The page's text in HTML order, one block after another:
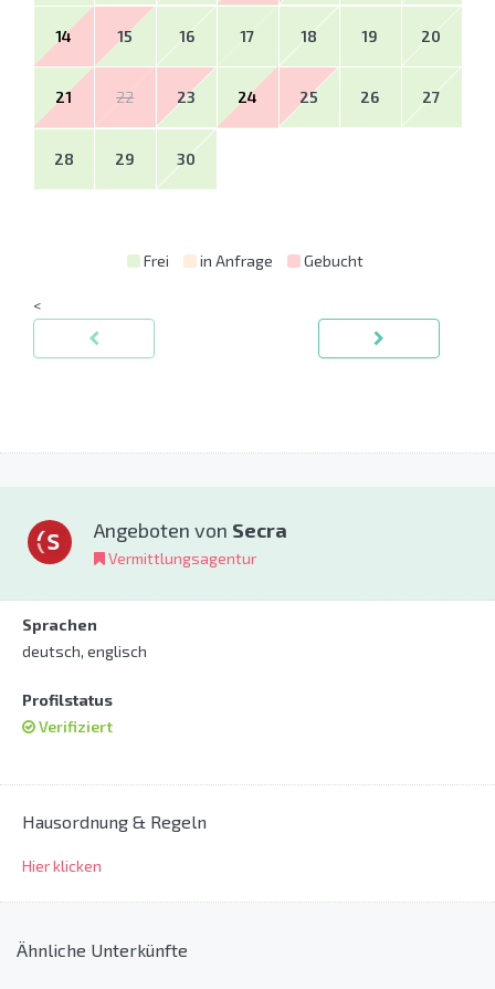
14 15 16 17 18 19 20
21 22 23 24 25 26 27
28 29 30
Frei in Anfrage Gebucht
<
Angeboten von Secra
Vermittlungsagentur
Sprachen
deutsch, englisch
Profilstatus
Verifiziert
Hausordnung & Regeln
Hier klicken
Ähnliche Unterkünfte